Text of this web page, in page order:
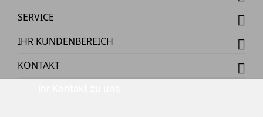
SERVICE
IHR KUNDENBEREICH
KONTAKT